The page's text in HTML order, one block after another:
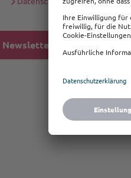
Newsletter abonnieren